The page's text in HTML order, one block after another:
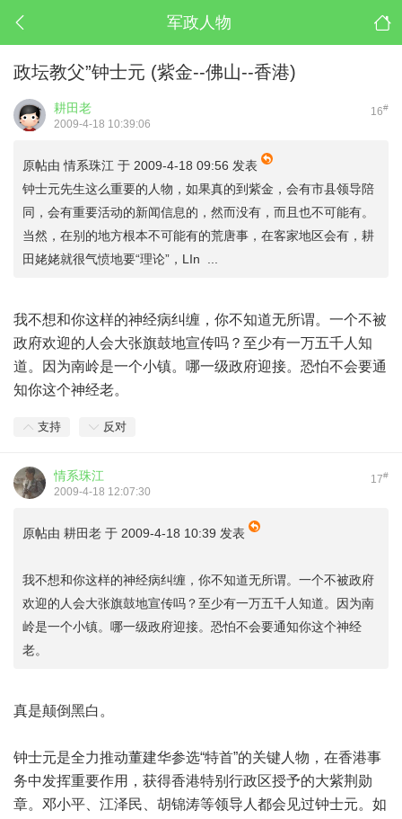
军政人物
政坛教父”钟士元 (紫金--佛山--香港)
16#
耕田老
2009-4-18 10:39:06
原帖由情系珠江 于 2009-4-18 09:56 发表
钟士元先生这么重要的人物，如果真的到紫金，会有市县领导陪
同，会有重要活动的新闻信息的，然而没有，而且也不可能有。
当然，在别的地方根本不可能有的荒唐事，在客家地区会有，耕
田姥姥就很气愤地要“理论”，LIn ...
我不想和你这样的神经病纠缠，你不知道无所谓。一个不被
政府欢迎的人会大张旗鼓地宣传吗？至少有一万五千人知
道。因为南岭是一个小镇。哪一级政府迎接。恐怕不会要通
知你这个神经老。
支持 反对
17#
情系珠江
2009-4-18 12:07:30
原帖由 耕田老 于 2009-4-18 10:39 发表
我不想和你这样的神经病纠缠，你不知道无所谓。一个不被政府
欢迎的人会大张旗鼓地宣传吗？至少有一万五千人知道。因为南
岭是一个小镇。哪一级政府迎接。恐怕不会要通知你这个神经
老。
真是颠倒黑白。
钟士元是全力推动董建华参选“特首”的关键人物，在香港事
务中发挥重要作用，获得香港特别行政区授予的大紫荆勋
章。邓小平、江泽民、胡锦涛等领导人都会见过钟士元。如